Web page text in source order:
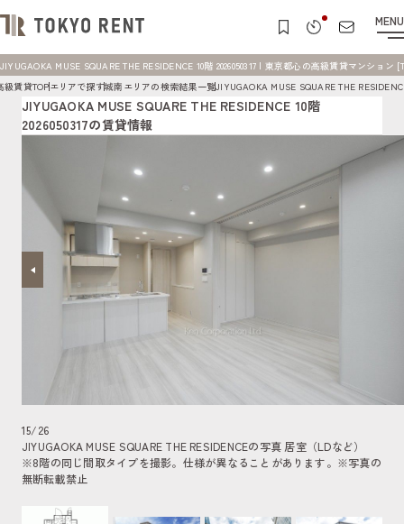
MENU
JIYUGAOKA MUSE SQUARE THE RESIDENCE 10階 2026050317 | 東京都心の高級賃貸マンション
級賃貸TOPエリアで探す城南エリアの検索結果一覧JIYUGAOKA MUSE SQUARE THE
JIYUGAOKA MUSE SQUARE THE RESIDENCE 10階
2026050317の賃貸情報
15/26
JIYUGAOKA MUSE SQUARE THE RESIDENCEの写真 居室（LDなど）
※8階の同じ間取タイプを撮影。仕様が異なることがあります。 ※写真の
無断転載禁止